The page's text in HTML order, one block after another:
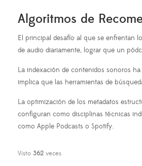
Algoritmos de
El principal desafío al que se enfrentan
de audio diariamente, lograr que un
La indexación de contenidos sonoros
implica que las herramientas de
La optimización de los metadatos
configuran como disciplinas técnicas
como Apple Podcasts o Spotify.
Visto 362 veces